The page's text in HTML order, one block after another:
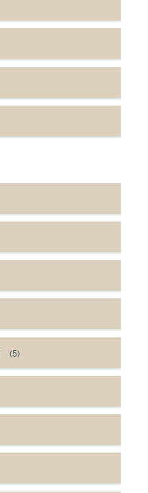
(5)